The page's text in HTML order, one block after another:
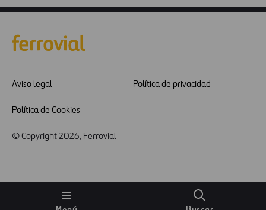
Aviso legal Política de privacidad
Política de Cookies
© Copyright 2026, Ferrovial